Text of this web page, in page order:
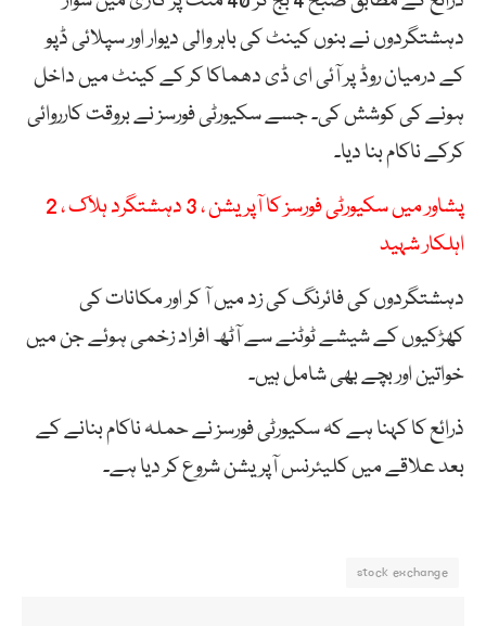
دہشتگردوں نے بنوں کینٹ کی باہر والی دیوار اور سپلائی ڈپو
کے درمیان روڈ پر آئی ای ڈی دھماکا کر کے کینٹ میں داخل
ہونے کی کوشش کی۔ جسے سکیورٹی فورسز نے بروقت کارروائی
کرکے ناکام بنا دیا۔
پشاور میں سکیورٹی فورسز کا آپریشن ، 3 دہشتگرد ہلاک ، 2
اہلکار شہید
دہشتگردوں کی فائرنگ کی زد میں آ کر اور مکانات کی
کھڑکیوں کے شیشے ٹوٹنے سے آٹھ افراد زخمی ہوئے جن میں
خواتین اور بچے بھی شامل ہیں۔
ذرائع کا کہنا ہے کہ سکیورٹی فورسز نے حملہ ناکام بنانے کے
بعد علاقے میں کلیئرنس آپریشن شروع کر دیا ہے۔
stock exchange